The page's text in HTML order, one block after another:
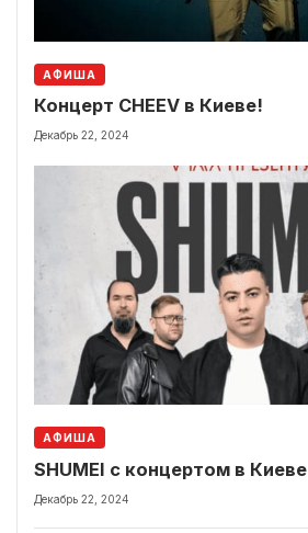
АФИША
Концерт CHEEV в Киеве!
Декабрь 22, 2024
АФИША
SHUMEI с концертом в Киеве
Декабрь 22, 2024